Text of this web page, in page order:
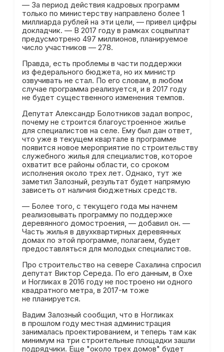
— За период действия кадровых программ
только по министерству направлено более 1
миллиарда рублей на эти цели, — привел цифры
докладчик. — В 2017 году в рамках соцвыплат
предусмотрено 497 миллионов, планируемое
число участников — 278.
Правда, есть проблемы в части поддержки
из федерального бюджета, но их министр
озвучивать не стал. По его словам, в любом
случае программа реализуется, и в 2017 году
не будет существенного изменения темпов.
Депутат Александр Болотников задал вопрос,
почему не строится благоустроенное жилье
для специалистов на селе. Ему был дан ответ,
что уже в текущем квартале в программе
появится новое мероприятие по строительству
служебного жилья для специалистов, которое
охватит все районы области, со сроком
исполнения около трех лет. Однако, тут же
заметил Залозный, результат будет напрямую
зависеть от наличия бюджетных средств.
— Более того, с текущего года мы начнем
реализовывать программу по поддержке
деревянного домостроения, — добавил он. —
Часть жилья в двухквартирных деревянных
домах по этой программе, полагаем, будет
предоставляться для молодых специалистов.
Про строительство на севере Сахалина спросил
депутат Виктор Середа. По его данным, в Охе
и Ногликах в 2016 году не построено ни одного
квадратного метра, в 2017-м тоже
не планируется.
Вадим Залозный сообщил, что в Ногликах
в прошлом году местная администрация
занималась проектированием, и теперь там как
минимум на три строительные площадки зашли
подрядчики. Еще "около трех домов" будет